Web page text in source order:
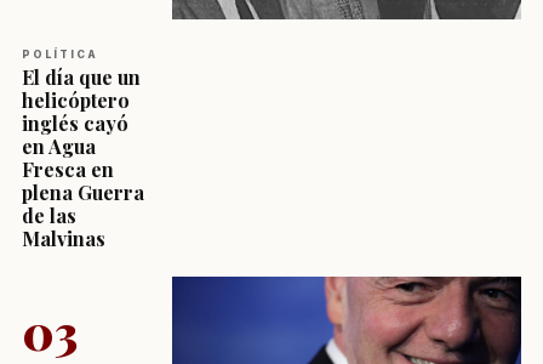
POLÍTICA
El día que un
helicóptero
inglés cayó
en Agua
Fresca en
plena Guerra
de las
Malvinas
03